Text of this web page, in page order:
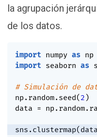
la agrupación
de los datos.
import numpy as
import seaborn as
# Simulación de
np . random. seed( 2 )
data = np . random.
sns . clustermap( data